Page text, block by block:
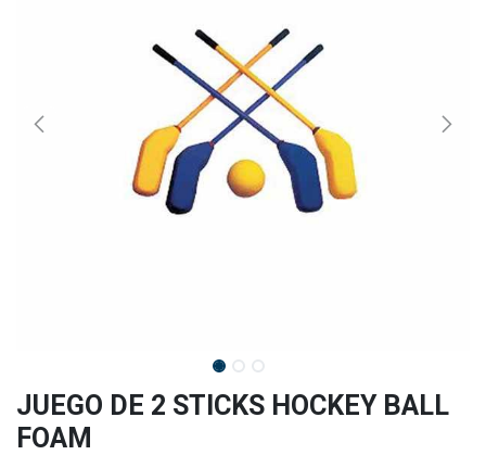
JUEGO DE 2 STICKS HOCKEY BALL
FOAM